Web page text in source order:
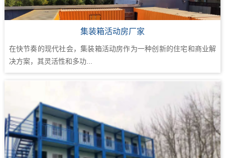
集装箱活动房厂家
在快节奏的现代社会，集装箱活动房作为一种创新的住宅和商业解
决方案，其灵活性和多功...